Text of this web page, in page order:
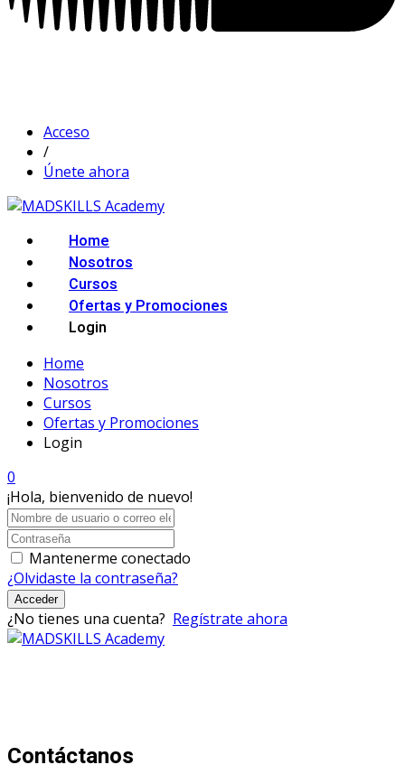
Acceso
/
Únete ahora
Home
Nosotros
Cursos
Ofertas y Promociones
Login
Home
Nosotros
Cursos
Ofertas y Promociones
Login
0
¡Hola, bienvenido de nuevo!
Mantenerme conectado
¿Olvidaste la contraseña?
Acceder
¿No tienes una cuenta? Regístrate ahora
Contáctanos